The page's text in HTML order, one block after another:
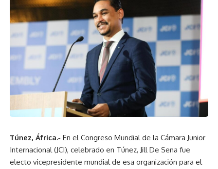
Túnez, África.- En el Congreso Mundial de la Cámara Junior
Internacional (JCI), celebrado en Túnez, Jill De Sena fue
electo vicepresidente mundial de esa organización para el